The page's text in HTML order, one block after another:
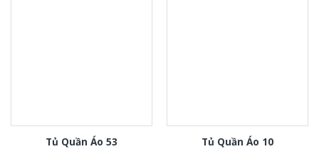
Tủ Quần Áo 53 Tủ Quần Áo 10